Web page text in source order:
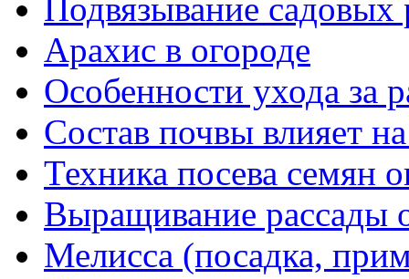
Подвязывание садовых
Арахис в огороде
Особенности ухода за
Состав почвы влияет
Техника посева семян
Выращивание рассады
Мелисса (посадка,